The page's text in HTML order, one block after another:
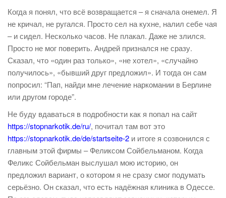
Когда я понял, что всё возвращается – я сначала онемел. Я
не кричал, не ругался. Просто сел на кухне, налил себе чая
– и сидел. Несколько часов. Не плакал. Даже не злился.
Просто не мог поверить. Андрей признался не сразу.
Сказал, что «один раз только», «не хотел», «случайно
получилось», «бывший друг предложил». И тогда он сам
попросил: “Пап, найди мне лечение наркомании в Берлине
или другом городе”.
Не буду вдаваться в подробности как я попал на сайт
https://stopnarkotik.de/ru/, почитал там вот это
https://stopnarkotik.de/de/startseite-2 и итоге я созвонился с
главным этой фирмы – Феликсом Сойбельманом. Когда
Феликс Сойбельман выслушал мою историю, он
предложил вариант, о котором я не сразу смог подумать
серьёзно. Он сказал, что есть надёжная клиника в Одессе.